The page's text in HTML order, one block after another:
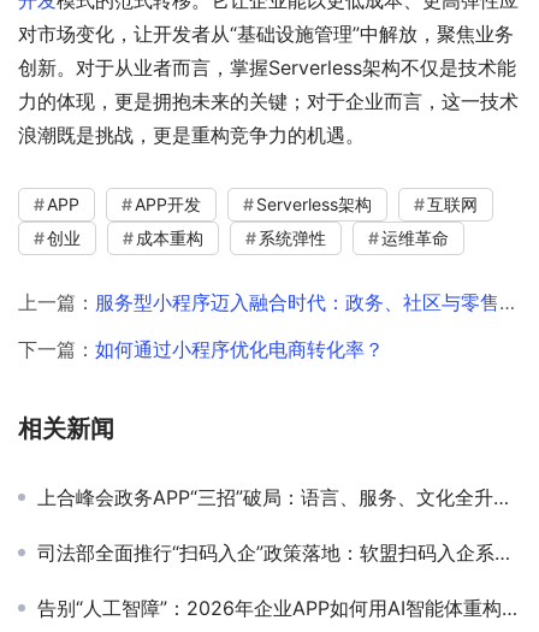
对市场变化，让开发者从“基础设施管理”中解放，聚焦业务
创新。对于从业者而言，掌握Serverless架构不仅是技术能
力的体现，更是拥抱未来的关键；对于企业而言，这一技术
浪潮既是挑战，更是重构竞争力的机遇。
APP APP开发 Serverless架构
互联网
创业
成本重构 系统弹性 运维革命
上一篇： 服务型小程序迈入融合时代：政务、社区与零售的新赛道正在成形吗？
下一篇： 如何通过小程序优化电商转化率？
相关新闻
上合峰会政务APP“三招”破局：语言、服务、文化全升级！
司法部全面推行“扫码入企”政策落地：软盟扫码入企系统为规范涉企检查提供数字化解决方案
告别“人工智障”：2026年企业APP如何用AI智能体重构内部运营流程？